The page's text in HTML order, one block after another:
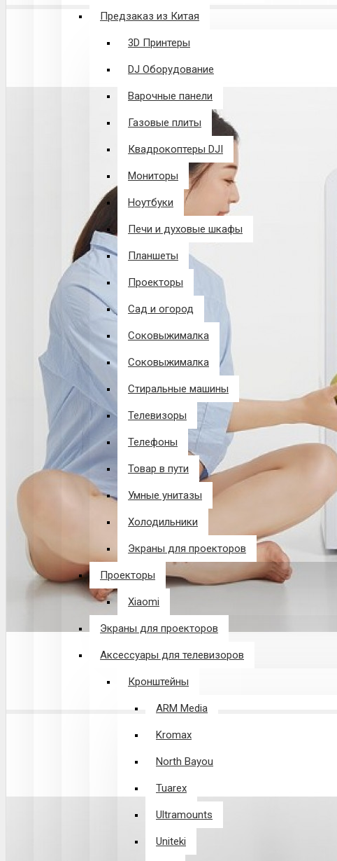
Предзаказ из Китая
3D Принтеры
DJ Оборудование
Варочные панели
Газовые плиты
Квадрокоптеры DJI
Мониторы
Ноутбуки
Печи и духовые шкафы
Планшеты
Проекторы
Сад и огород
Соковыжималка
Соковыжималка
Стиральные машины
Телевизоры
Телефоны
Товар в пути
Умные унитазы
Холодильники
Экраны для проекторов
Проекторы
Xiaomi
Экраны для проекторов
Аксессуары для телевизоров
Кронштейны
ARM Media
Kromax
North Bayou
Tuarex
Ultramounts
Uniteki